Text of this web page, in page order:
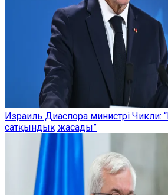
Израиль Диаспора министрі Чикли:
сатқындық жасады”